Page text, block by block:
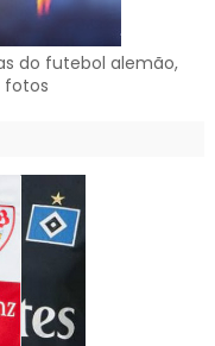
do futebol alemão,
fotos